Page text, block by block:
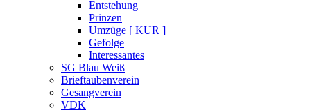
Entstehung
Prinzen
Umzüge [ KUR ]
Gefolge
Interessantes
SG Blau Weiß
Brieftaubenverein
Gesangverein
VDK